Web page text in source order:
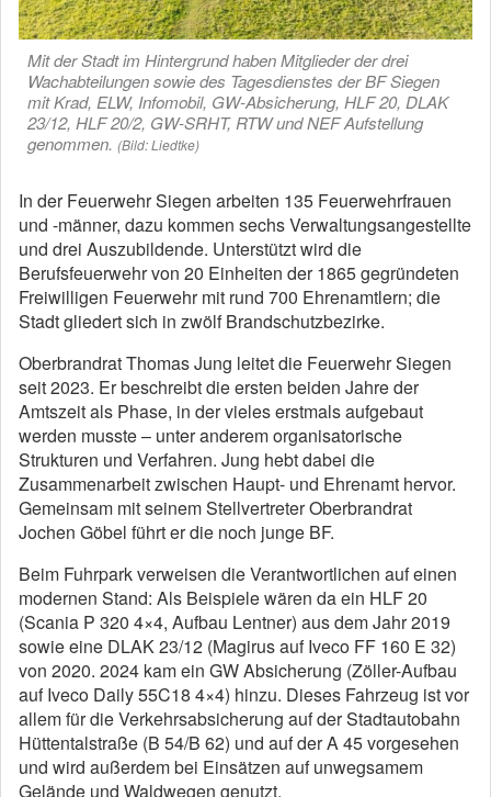
Mit der Stadt im Hintergrund haben Mitglieder der drei
Wachabteilungen sowie des Tagesdienstes der BF Siegen
mit Krad, ELW, Infomobil, GW-Absicherung, HLF 20, DLAK
23/12, HLF 20/2, GW-SRHT, RTW und NEF Aufstellung
genommen. (Bild: Liedtke)
In der Feuerwehr Siegen arbeiten 135 Feuerwehrfrauen
und -männer, dazu kommen sechs Verwaltungsangestellte
und drei Auszubildende. Unterstützt wird die
Berufsfeuerwehr von 20 Einheiten der 1865 gegründeten
Freiwilligen Feuerwehr mit rund 700 Ehrenamtlern; die
Stadt gliedert sich in zwölf Brandschutzbezirke.
Oberbrandrat Thomas Jung leitet die Feuerwehr Siegen
seit 2023. Er beschreibt die ersten beiden Jahre der
Amtszeit als Phase, in der vieles erstmals aufgebaut
werden musste – unter anderem organisatorische
Strukturen und Verfahren. Jung hebt dabei die
Zusammenarbeit zwischen Haupt- und Ehrenamt hervor.
Gemeinsam mit seinem Stellvertreter Oberbrandrat
Jochen Göbel führt er die noch junge BF.
Beim Fuhrpark verweisen die Verantwortlichen auf einen
modernen Stand: Als Beispiele wären da ein HLF 20
(Scania P 320 4×4, Aufbau Lentner) aus dem Jahr 2019
sowie eine DLAK 23/12 (Magirus auf Iveco FF 160 E 32)
von 2020. 2024 kam ein GW Absicherung (Zöller-Aufbau
auf Iveco Daily 55C18 4×4) hinzu. Dieses Fahrzeug ist vor
allem für die Verkehrsabsicherung auf der Stadtautobahn
Hüttentalstraße (B 54/B 62) und auf der A 45 vorgesehen
und wird außerdem bei Einsätzen auf unwegsamem
Gelände und Waldwegen genutzt.